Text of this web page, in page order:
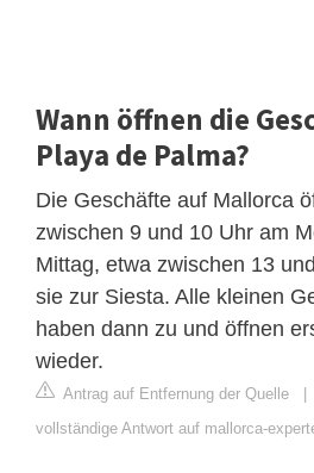
Wann öffnen die
Playa de Palma?
Die Geschäfte auf Mallorca
zwischen 9 und 10 Uhr am
Mittag, etwa zwischen 13
sie zur Siesta. Alle kleinen
haben dann zu und öffnen
wieder.
Antrag auf Entfernung der Quelle
vollständige Antwort auf mallorca-